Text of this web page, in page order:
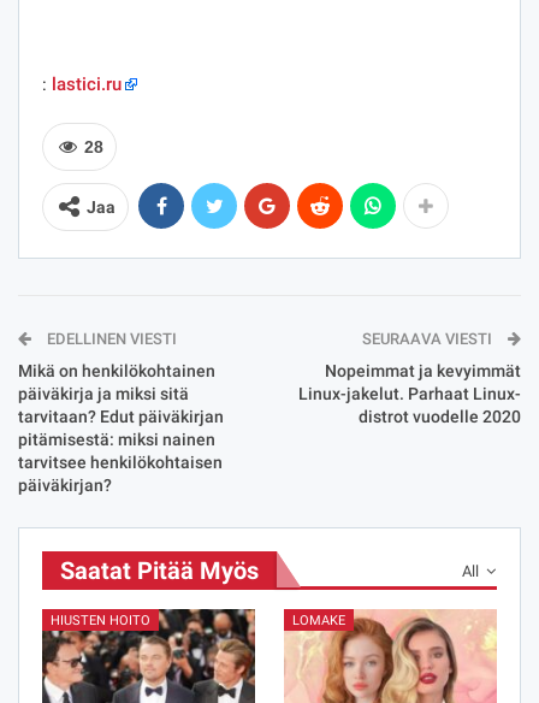
: lastici.ru
28
Jaa
EDELLINEN VIESTI
Mikä on henkilökohtainen
päiväkirja ja miksi sitä
tarvitaan? Edut päiväkirjan
pitämisestä: miksi nainen
tarvitsee henkilökohtaisen
päiväkirjan?
SEURAAVA VIESTI
Nopeimmat ja kevyimmät
Linux-jakelut. Parhaat Linux-
distrot vuodelle 2020
All
Saatat Pitää Myös
HIUSTEN HOITO LOMAKE